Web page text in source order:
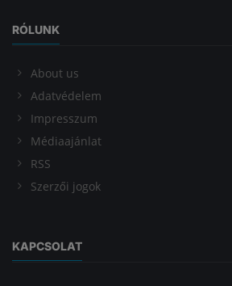
RÓLUNK
About us
Adatvédelem
Impresszum
Médiaajánlat
RSS
Szerzői jogok
KAPCSOLAT